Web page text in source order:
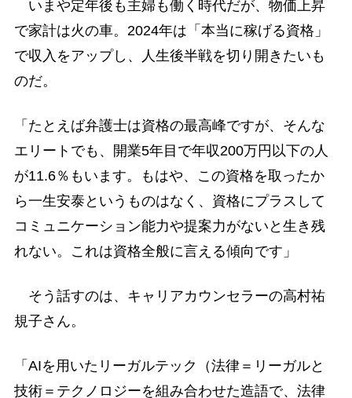
いまや定年後も主婦も働く時代だが、物価上昇
で家計は火の車。2024年は「本当に稼げる資格」
で収入をアップし、人生後半戦を切り開きたいも
のだ。
「たとえば弁護士は資格の最高峰ですが、そんな
エリートでも、開業5年目で年収200万円以下の人
が11.6％もいます。もはや、この資格を取ったか
ら一生安泰というものはなく、資格にプラスして
コミュニケーション能力や提案力がないと生き残
れない。これは資格全般に言える傾向です」
そう話すのは、キャリアカウンセラーの高村祐
規子さん。
「AIを用いたリーガルテック（法律＝リーガルと
技術＝テクノロジーを組み合わせた造語で、法律